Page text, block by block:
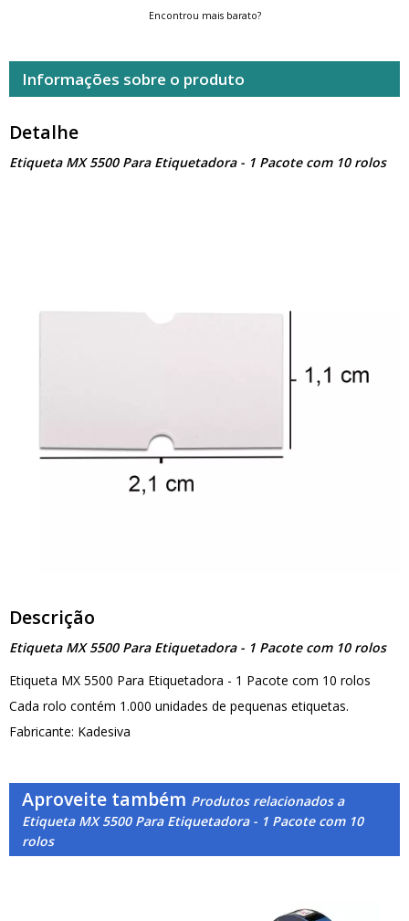
Encontrou mais barato?
Informações sobre o produto
Detalhe
Etiqueta MX 5500 Para Etiquetadora - 1 Pacote com 10 rolos
Descrição
Etiqueta MX 5500 Para Etiquetadora - 1 Pacote com 10 rolos
Etiqueta MX 5500 Para Etiquetadora - 1 Pacote com 10 rolos
Cada rolo contém 1.000 unidades de pequenas etiquetas.
Fabricante: Kadesiva
Aproveite também Produtos relacionados a
Etiqueta MX 5500 Para Etiquetadora - 1 Pacote com 10
rolos